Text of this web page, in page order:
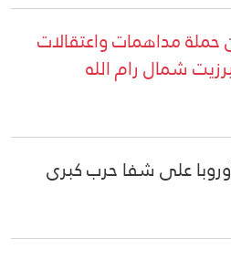
مداهمات واعتقالات
شمال رام الله
على شفا حرب كبرى